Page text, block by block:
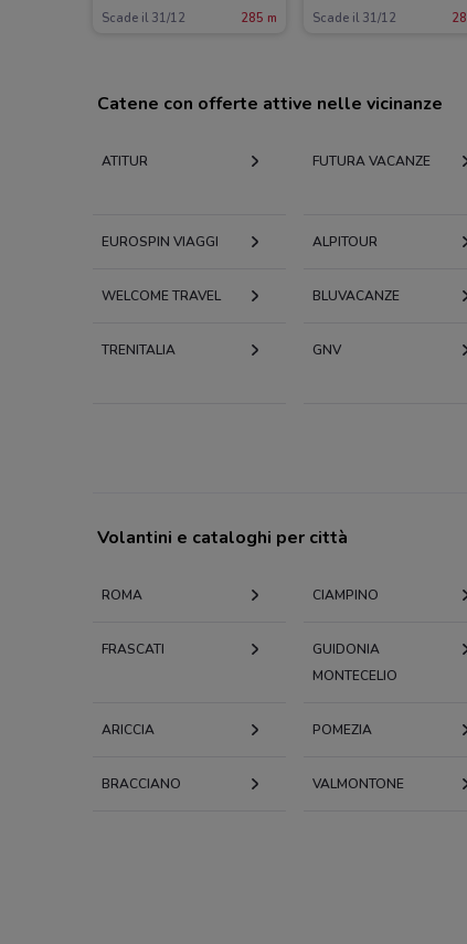
Scade il 31/12 285 m Scade il 31/12
Catene con offerte attive nelle vicinanze
ATITUR FUTURA VACANZE
EUROSPIN VIAGGI ALPITOUR
WELCOME TRAVEL BLUVACANZE
TRENITALIA GNV
Volantini e cataloghi per città
ROMA CIAMPINO
FRASCATI
GUIDONIA
MONTECELIO
ARICCIA POMEZIA
BRACCIANO VALMONTONE